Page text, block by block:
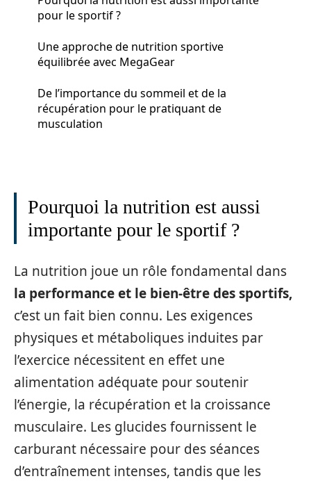
pour le sportif ?
Une approche de nutrition sportive
équilibrée avec MegaGear
De l’importance du sommeil et de la
récupération pour le pratiquant de
musculation
Pourquoi la nutrition est aussi
importante pour le sportif ?
La nutrition joue un rôle fondamental dans
la performance et le bien-être des sportifs,
c’est un fait bien connu. Les exigences
physiques et métaboliques induites par
l’exercice nécessitent en effet une
alimentation adéquate pour soutenir
l’énergie, la récupération et la croissance
musculaire. Les glucides fournissent le
carburant nécessaire pour des séances
d’entraînement intenses, tandis que les